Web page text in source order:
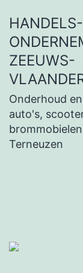
naar
de
inhoud
HANDELS-
ZEEUWS-
Onderhoud
auto's,
Terneuzen